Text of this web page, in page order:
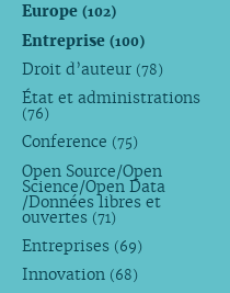
Europe (102)
Entreprise (100)
Droit d’auteur (78)
État et administrations
(76)
Conference (75)
Open Source/Open
Science/Open Data
/Données libres et
ouvertes (71)
Entreprises (69)
Innovation (68)